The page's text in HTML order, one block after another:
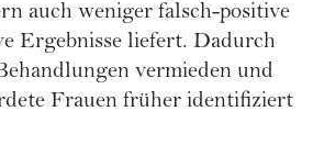
auch weniger falsch-positive
Ergebnisse liefert. Dadurch
vermieden und
Frauen früher identifiziert